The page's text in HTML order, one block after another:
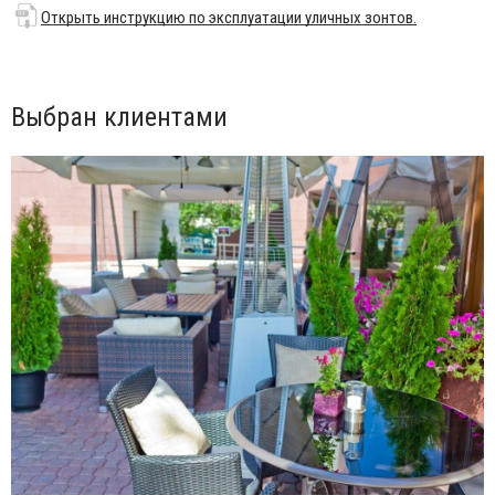
Опора 100х100 мм выполнена из алюминия с
Возможные цвета указаны в палитре на сайте.
Независимый механизм открытия каждого купола.
Замена спиц без разборки зонта.
Характеристики упаковки:
Зонт: 5 коробок, вес: 83.3 кг, объем: 0.532 м³.
Дополнительные аксессуары:
Утяжелительная база P FE 4 (GBASE000400).
Защитный чехол из ткани airfim (GFDAI000700) - для
каждого купола.
Круглый LED светильник с USB-кабелем для зарядки
(GLAMP000200).
Водосток (GCNAI000400, GCNAI000500, GCNAI000600).
База для крепления в грунт (GBASE000600); плита для
Открыть инструкцию по эксплуатации уличных зонтов.
Выбран клиентами